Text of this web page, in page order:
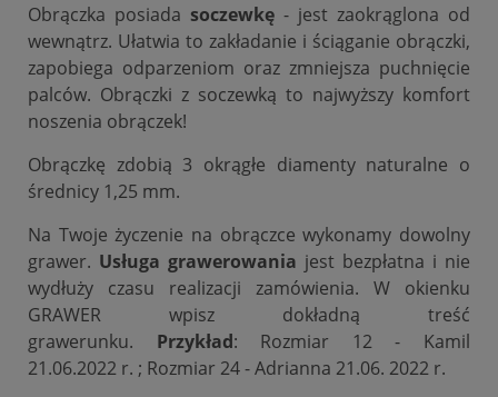
Obrączka posiada soczewkę - jest zaokrąglona od
wewnątrz. Ułatwia to zakładanie i ściąganie obrączki,
zapobiega odparzeniom oraz zmniejsza puchnięcie
palców. Obrączki z soczewką to najwyższy komfort
noszenia obrączek!
Obrączkę zdobią 3 okrągłe diamenty naturalne o
średnicy 1,25 mm.
Na Twoje życzenie na obrączce wykonamy dowolny
grawer. Usługa grawerowania jest bezpłatna i nie
wydłuży czasu realizacji zamówienia. W okienku
GRAWER wpisz dokładną treść
grawerunku.
Przykład: Rozmiar 12 - Kamil
21.06.2022 r. ; Rozmiar 24 - Adrianna 21.06. 2022 r.